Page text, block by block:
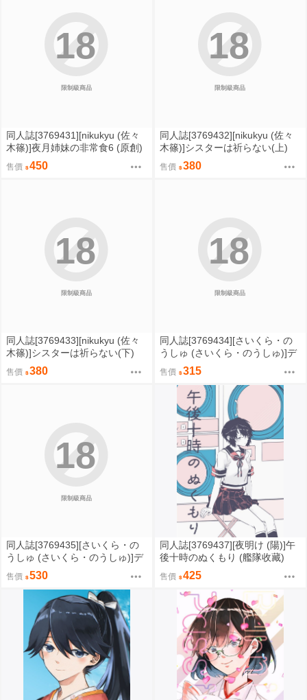
限制級商品
18
同人誌[3769431][nikukyu (佐々
木篠)]夜月姉妹の非常食6 (原創)
售價 450
限制級商品
18
同人誌[3769432][nikukyu (佐々
木篠)]シスターは祈らない(上)
(原創)
售價 380
限制級商品
18
同人誌[3769433][nikukyu (佐々
木篠)]シスターは祈らない(下)
(原創)
售價 380
限制級商品
18
同人誌[3769434][さいくら・の
うしゅ (さいくら・のうしゅ)]デ
カチンになったら巨乳幼馴染と
その巨乳友達たちが発情してハ
ーレムになった5.5ドキドキ性夜
大会議 (原創)
售價 315
限制級商品
18
同人誌[3769435][さいくら・の
うしゅ (さいくら・のうしゅ)]デ
カチンになったら巨乳幼馴染と
その巨乳友達たちが発情してハ
ーレムになった5 ギャルとわく
わく林●学校 (原創)
售價 530
同人誌[3769437][夜明け (陽)]午
後十時のぬくもり (艦隊收藏)
售價 425